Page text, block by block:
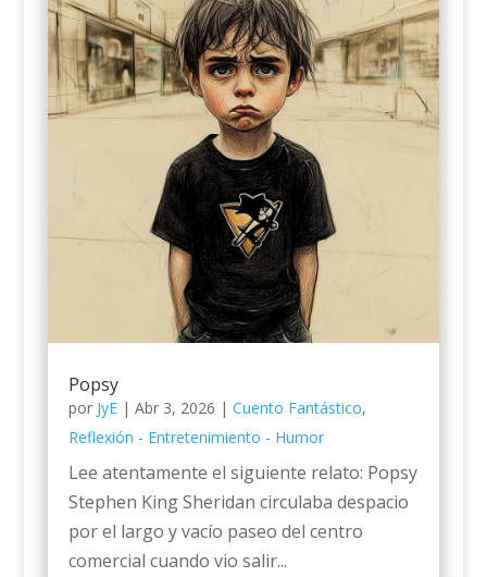
Popsy
por JyE| Abr 3, 2026 | Cuento Fantástico,
Reflexión - Entretenimiento - Humor
Lee atentamente el siguiente relato: Popsy
Stephen King Sheridan circulaba despacio
por el largo y vacío paseo del centro
comercial cuando vio salir...